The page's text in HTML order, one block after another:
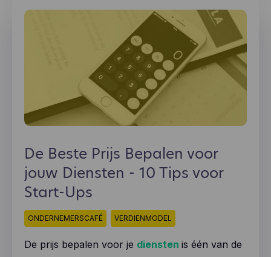
De Beste Prijs Bepalen voor
jouw Diensten - 10 Tips voor
Start-Ups
ONDERNEMERSCAFÉ VERDIENMODEL
De prijs bepalen voor je diensten is één van de